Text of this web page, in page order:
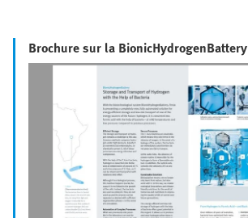
Brochure sur la BionicHydrogenBattery